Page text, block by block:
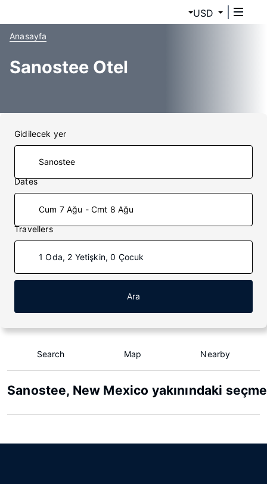
USD
Anasayfa
Sanostee Otel
Gidilecek yer
Dates
Cum 7 Ağu - Cmt 8 Ağu
Travellers
1 Oda, 2 Yetişkin, 0 Çocuk
Ara
Search Map Nearby
Sanostee, New Mexico yakınındaki